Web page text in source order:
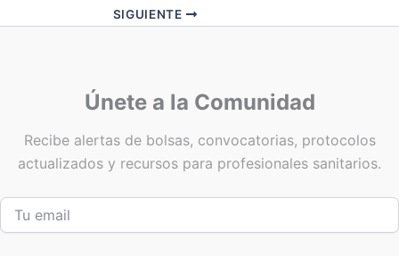
SIGUIENTE
Únete a la Comunidad
Recibe alertas de bolsas, convocatorias, protocolos
actualizados y recursos para profesionales sanitarios.